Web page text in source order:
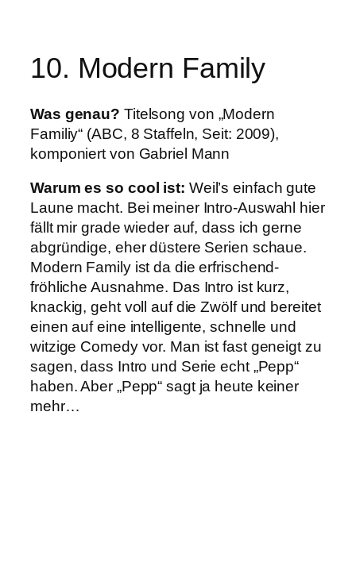
10. Modern Family
Was genau? Titelsong von „Modern
Familiy“ (ABC, 8 Staffeln, Seit: 2009),
komponiert von Gabriel Mann
Warum es so cool ist: Weil’s einfach gute
Laune macht. Bei meiner Intro-Auswahl hier
fällt mir grade wieder auf, dass ich gerne
abgründige, eher düstere Serien schaue.
Modern Family ist da die erfrischend-
fröhliche Ausnahme. Das Intro ist kurz,
knackig, geht voll auf die Zwölf und bereitet
einen auf eine intelligente, schnelle und
witzige Comedy vor. Man ist fast geneigt zu
sagen, dass Intro und Serie echt „Pepp“
haben. Aber „Pepp“ sagt ja heute keiner
mehr…